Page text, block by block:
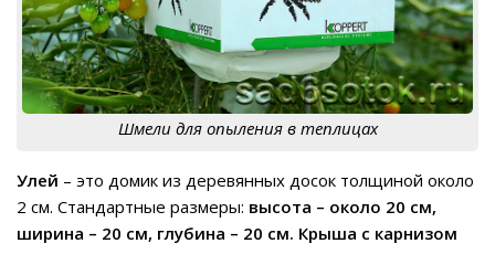
Шмели для опыления в теплицах
Улей – это домик из деревянных досок толщиной около
2 см. Стандартные размеры: высота – около 20 см,
ширина – 20 см, глубина – 20 см. Крыша с карнизом